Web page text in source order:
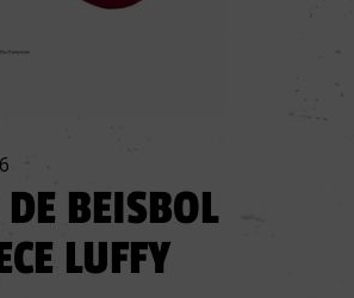
BEISBOL
LUFFY